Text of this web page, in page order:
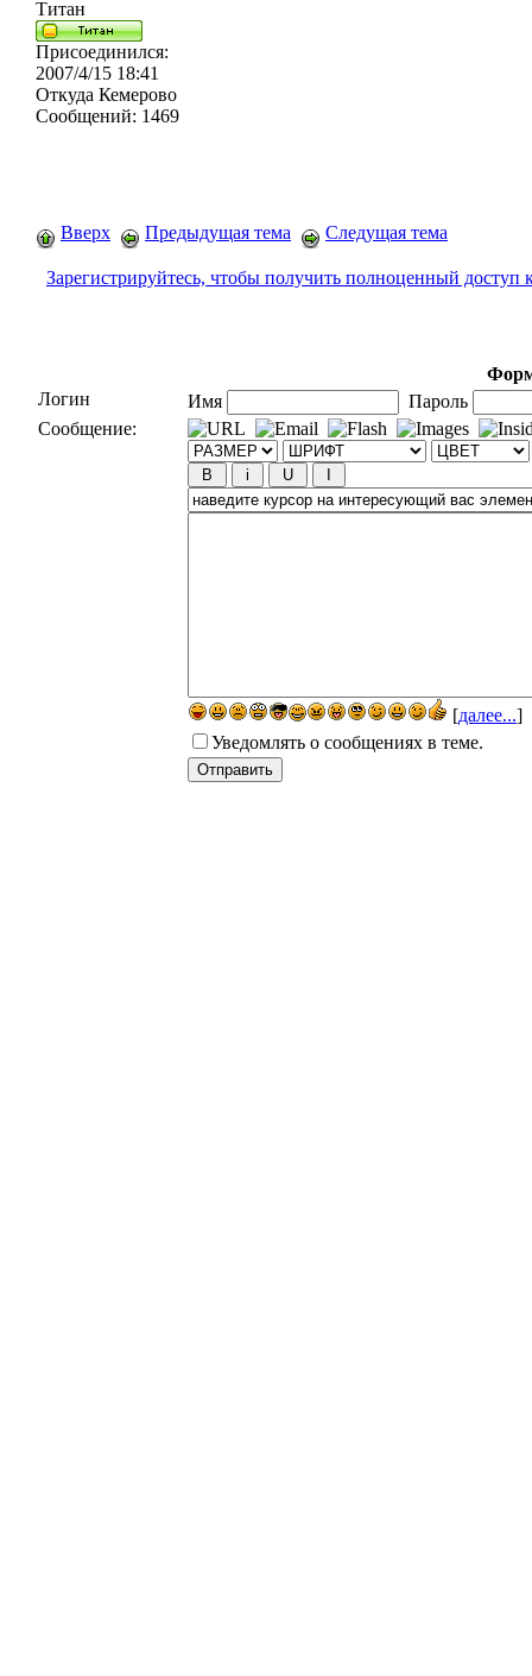
Титан
Присоединился:
2007/4/15 18:41
Откуда Кемерово
Сообщений: 1469
Вверх Предыдущая тема Следущая тема
Зарегистрируйтесь, чтобы получить полноценный доступ
Логин
Имя
Пароль
Сообщение:
[далее...]
Уведомлять о сообщениях в теме.